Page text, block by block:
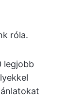
róla.
legjobb